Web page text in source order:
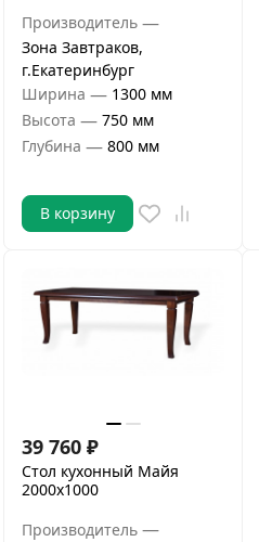
Производитель —
Зона Завтраков,
г.Екатеринбург
Ширина — 1300 мм
Высота — 750 мм
Глубина — 800 мм
В корзину
39 760 ₽
Стол кухонный Майя
2000х1000
Производитель —